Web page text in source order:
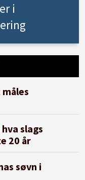
i
slags
20 år
søvn i